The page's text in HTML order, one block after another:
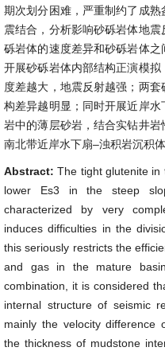
期次划分困难，严重制约了成
震结合，分析影响砂砾岩体地
砾岩体的速度差异和砂砾岩体之
开展砂砾岩体内部结构正演模
度差越大，地震反射越强；两
构差异越明显；同时开展近岸
岩中的薄层砂岩，结合实钻井
南北带近岸水下扇–浊积岩沉积
Abstract:The tight glutenite
lower Es3 in the steep
characterized by very
induces difficulties in the
this seriously restricts the
and gas in the mature
combination, it is considered
internal structure of seismic
mainly the velocity difference
the thickness of mudstone